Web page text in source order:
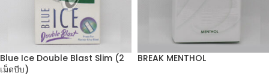
Blue Ice Double Blast Slim (2
เม็ดบีบ)
BREAK MENTHOL